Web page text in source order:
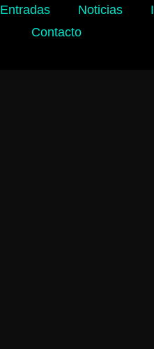
Entradas Noticias
Contacto